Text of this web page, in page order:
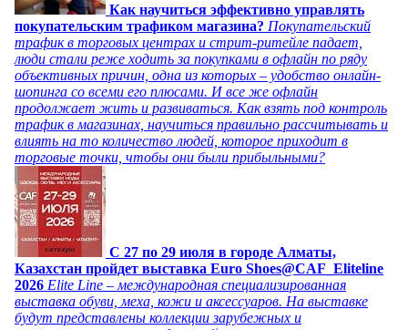
Как научиться эффективно управлять
покупательским трафиком магазина? Покупательский
трафик в торговых центрах и стрит-ритейле падает,
люди стали реже ходить за покупками в офлайн по ряду
объективных причин, одна из которых – удобство онлайн-
шопинга со всеми его плюсами. И все же офлайн
продолжает жить и развиваться. Как взять под контроль
трафик в магазинах, научиться правильно рассчитывать и
влиять на то количество людей, которое приходит в
торговые точки, чтобы они были прибыльными?
C 27 по 29 июля в городе Алматы,
Казахстан пройдет выставка Euro Shoes@CAF_Eliteline
2026 Elite Line – международная специализированная
выставка обуви, меха, кожи и аксессуаров. На выставке
будут представлены коллекции зарубежных и